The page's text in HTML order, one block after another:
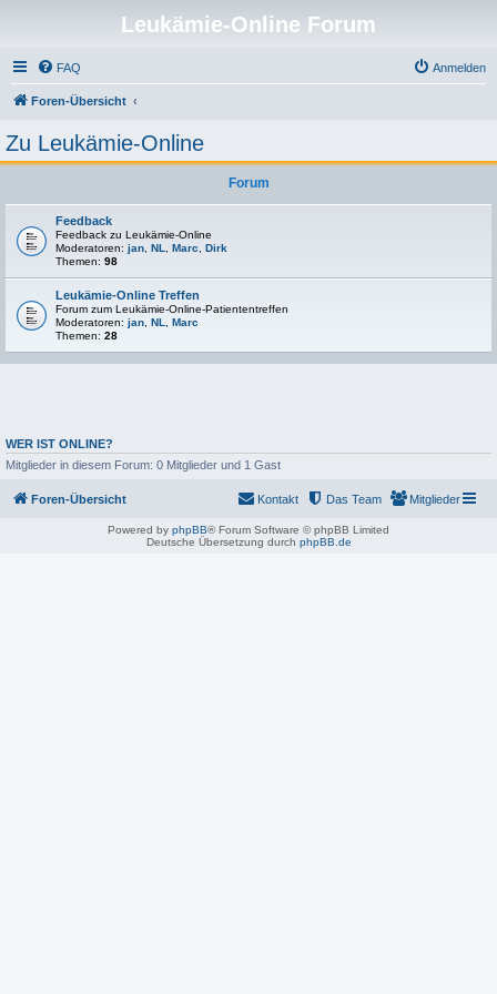
Leukämie-Online Forum
FAQ Anmelden
Foren-Übersicht
Zu Leukämie-Online
Forum
Feedback
Feedback zu Leukämie-Online
Moderatoren: jan NL Marc
Dirk
Themen: 98
Leukämie-Online Treffen
Forum zum Leukämie-Online-Patiententreffen
Moderatoren: jan NL
Marc
Themen: 28
WER IST ONLINE?
Mitglieder in diesem Forum: 0 Mitglieder und 1 Gast
Foren-Übersicht Mitglieder
Das Team
Kontakt
Powered by phpBB® Forum Software © phpBB Limited
Deutsche Übersetzung durch phpBB.de